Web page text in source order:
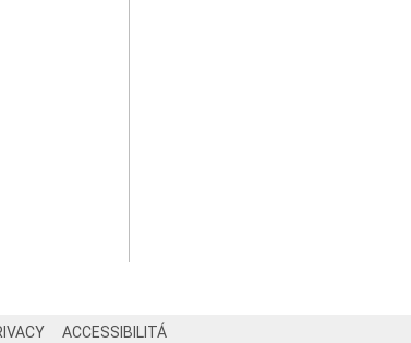
ACCESSIBILITÁ